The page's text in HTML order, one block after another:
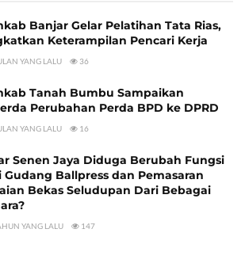
Banjar Gelar Pelatihan Tata Rias,
Keterampilan Pencari Kerja
YANG LALU 36
Tanah Bumbu Sampaikan
Perubahan Perda BPD ke DPRD
YANG LALU 16
Senen Jaya Diduga Berubah Fungsi
Gudang Ballpress dan Pemasaran
Bekas Seludupan Dari Bebagai
YANG LALU 147